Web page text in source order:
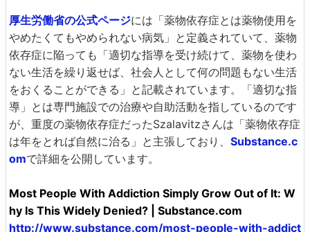
厚生労働省の公式ページには「薬物依存症とは薬物使用を
やめたくてもやめられない病気」と定義されていて、薬物
依存症に陥っても「適切な指導を受け続けて、薬物を使わ
ない生活を繰り返せば、社会人として何の問題もない生活
をおくることができる」と記載されています。「適切な指
導」とは専門施設での治療や自助活動を指しているのです
が、重度の薬物依存症だったSzalavitzさんは「薬物依存症
は年をとれば自然に治る」と主張しており、 Substance.c
omで詳細を公開しています。
Most People With Addiction Simply Grow Out of It: W
hy Is This Widely Denied? | Substance.com
http://www.substance.com/most-people-with-addict